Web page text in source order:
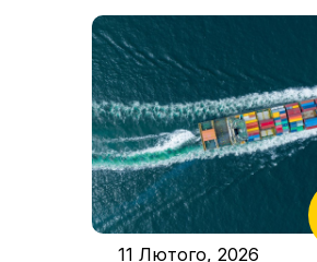
11 Лютого, 2026